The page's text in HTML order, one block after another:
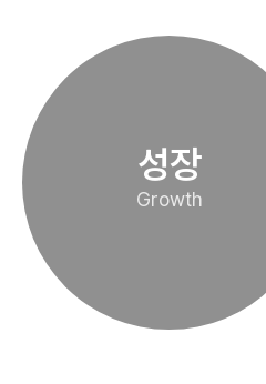
성장
Growth